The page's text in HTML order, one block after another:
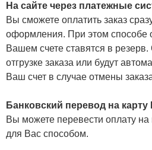
На сайте через платежные
Вы сможете оплатить заказ
оформления. При этом способе
Вашем счете ставятся в
отгрузке заказа или будут
Ваш счет в случае отмены
Банковский перевод на
Вы можете перевести оплату
для Вас способом.